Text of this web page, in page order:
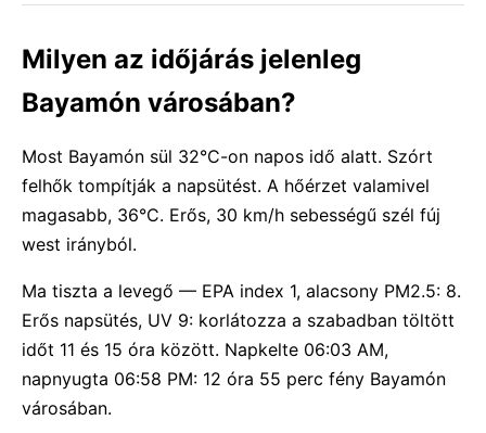
Milyen az időjárás jelenleg
Bayamón városában?
Most Bayamón sül 32°C-on napos idő alatt. Szórt
felhők tompítják a napsütést. A hőérzet valamivel
magasabb, 36°C. Erős, 30 km/h sebességű szél fúj
west irányból.
Ma tiszta a levegő — EPA index 1, alacsony PM2.5: 8.
Erős napsütés, UV 9: korlátozza a szabadban töltött
időt 11 és 15 óra között. Napkelte 06:03 AM,
napnyugta 06:58 PM: 12 óra 55 perc fény Bayamón
városában.